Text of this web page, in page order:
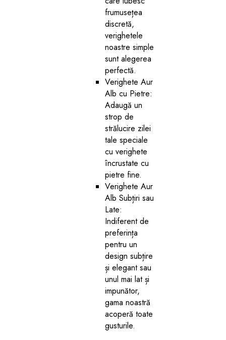
frumusețea
discretă,
verighetele
noastre simple
sunt alegerea
perfectă.
Verighete Aur
Alb cu Pietre:
Adaugă un
strop de
strălucire zilei
tale speciale
cu verighete
încrustate cu
pietre fine.
Verighete Aur
Alb Subțiri sau
Late:
Indiferent de
preferința
pentru un
design subțire
și elegant sau
unul mai lat și
impunător,
gama noastră
acoperă toate
gusturile.